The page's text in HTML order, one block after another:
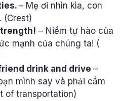
– Mẹ ơi nhìn kìa, con
(Crest)
– Niềm tự hào của
mạnh của chúng ta! (
drink and drive –
mình say và phải cầm
of transportation)